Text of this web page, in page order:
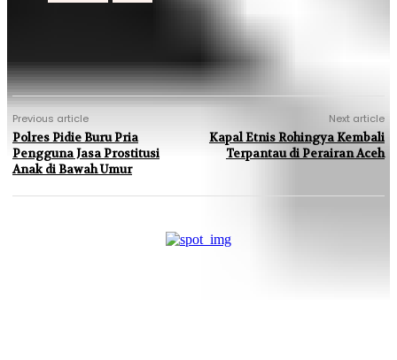
Previous article
Polres Pidie Buru Pria
Pengguna Jasa Prostitusi
Anak di Bawah Umur
Next article
Kapal Etnis Rohingya Kembali
Terpantau di Perairan Aceh